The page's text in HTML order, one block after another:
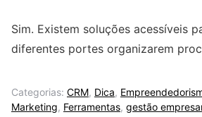
Sim. Existem soluções acessíveis
diferentes portes organizarem
Categorias: CRM, Dica,
Marketing, Ferramentas, gestão